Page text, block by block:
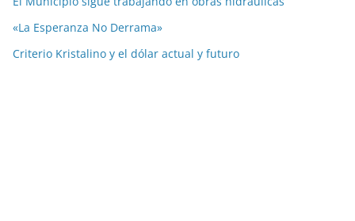
«La Esperanza No Derrama»
Criterio Kristalino y el dólar actual y futuro